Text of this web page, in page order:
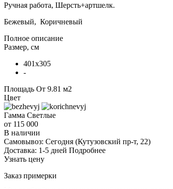
Ручная работа, Шерсть+артшелк.
Бежевый, Коричневый
Полное описание
Размер, см
401x305
-
Площадь От 9.81 м2
Цвет
Гамма Светлые
от 115 000
В наличии
Самовывоз: Сегодня (Кутузовский пр-т, 22)
Доставка: 1-5 дней Подробнее
Узнать цену
Заказ примерки